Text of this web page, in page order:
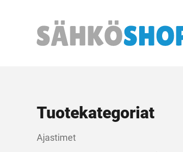
Päävalikko
Tuotekategoriat
Ajastimet